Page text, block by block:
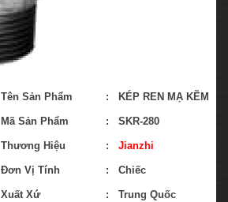
Tên Sản Phẩm : KÉP REN MẠ KẼM
Mã Sản Phẩm : SKR-280
Thương Hiệu : Jianzhi
Đơn Vị Tính : Chiếc
Xuất Xứ : Trung Quốc